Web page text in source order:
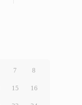
7 8
15 16